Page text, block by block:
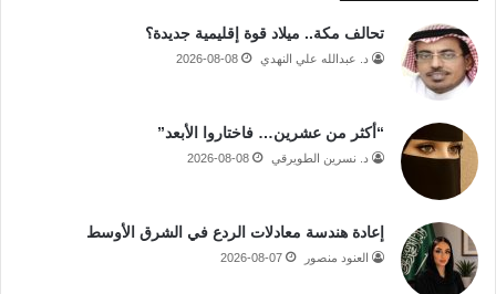
تحالف مكة.. ميلاد قوة إقليمية جديدة؟
د. عبدالله علي النهدي 2026-08-08
“أكثر من عشرين… فاختاروا الأبعد”
د. نسرين الطويرقي 2026-08-08
إعادة هندسة معادلات الردع في الشرق الأوسط
العنود منصور 2026-08-07